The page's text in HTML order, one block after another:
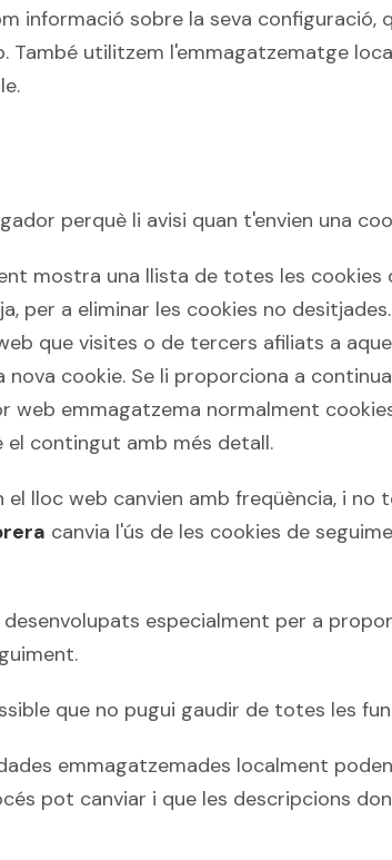
informació sobre la seva configuració,
També utilitzem l'emmagatzematge
perquè li avisi quan t'envien una
mostra una llista de totes les
per a eliminar les cookies no
que visites o de tercers afiliats a
cookie. Se li proporciona a
web emmagatzema normalment
el contingut amb més detall.
lloc web canvien amb freqüència, i no
canvia l'ús de les cookies de
especialment per a
que no pugui gaudir de totes les
emmagatzemades localment
pot canviar i que les descripcions